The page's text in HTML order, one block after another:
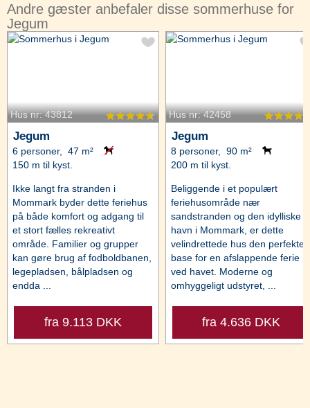
Andre gæster anbefaler disse sommerhuse for
Jegum
Hus nr: 43812
Jegum
6 personer, 47 m²
150 m til kyst.
Ikke langt fra stranden i
Mommark byder dette feriehus
på både komfort og adgang til
et stort fælles rekreativt
område. Familier og grupper
kan gøre brug af fodboldbanen,
legepladsen, bålpladsen og
endda ...
fra 9.113 DKK
Hus nr: 42458
Jegum
8 personer, 90 m²
200 m til kyst.
Beliggende i et populært
feriehusområde nær
sandstranden og den idylliske
havn i Mommark, er dette
velindrettede hus den perfekte
base for en afslappende ferie
ved havet. Moderne og
omhyggeligt udstyret, ...
fra 4.636 DKK